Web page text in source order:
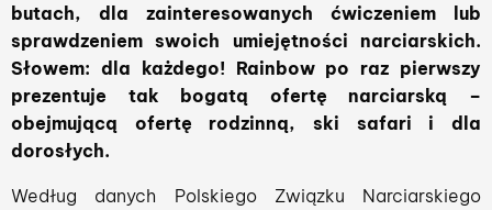
butach, dla zainteresowanych ćwiczeniem lub
sprawdzeniem swoich umiejętności narciarskich.
Słowem: dla każdego! Rainbow po raz pierwszy
prezentuje tak bogatą ofertę narciarską –
obejmującą ofertę rodzinną, ski safari i dla
dorosłych.
Według danych Polskiego Związku Narciarskiego